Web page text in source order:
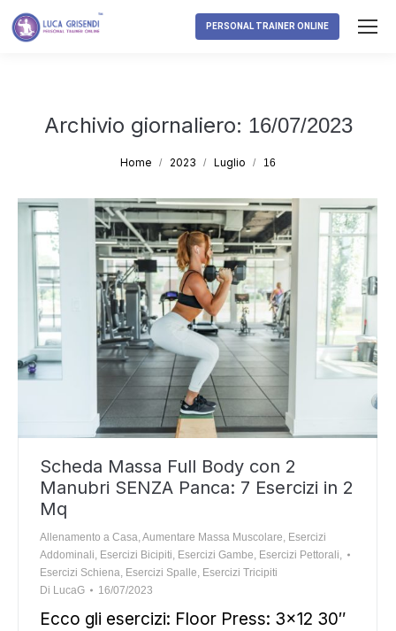
PERSONAL TRAINER ONLINE
Archivio giornaliero: 16/07/2023
Tu sei qui:
Home 2023 Luglio 16
Scheda Massa Full Body con 2
Manubri SENZA Panca: 7 Esercizi in 2
Mq
Allenamento a Casa,Aumentare Massa Muscolare, Esercizi
Addominali, Esercizi Bicipiti, Esercizi Gambe, Esercizi Pettorali,
Esercizi Schiena, Esercizi Spalle, Esercizi Tricipiti
Di LucaG 16/07/2023
Ecco gli esercizi: Floor Press: 3×12 30″